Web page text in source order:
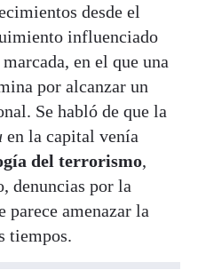
desde el
influenciado
en el que una
por alcanzar un
Se habló de que la
en la capital venía
del terrorismo,
denuncias por la
parece amenazar la
tiempos.